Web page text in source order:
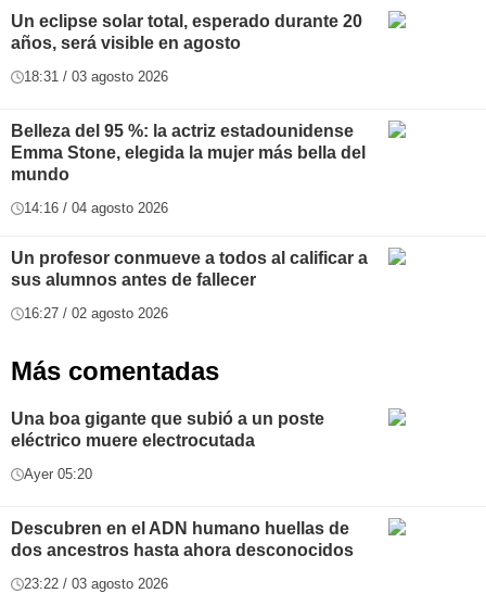
Un eclipse solar total, esperado durante 20
años, será visible en agosto
18:31 / 03 agosto 2026
Belleza del 95 %: la actriz estadounidense
Emma Stone, elegida la mujer más bella del
mundo
14:16 / 04 agosto 2026
Un profesor conmueve a todos al calificar a
sus alumnos antes de fallecer
16:27 / 02 agosto 2026
Más comentadas
Una boa gigante que subió a un poste
eléctrico muere electrocutada
Ayer 05:20
Descubren en el ADN humano huellas de
dos ancestros hasta ahora desconocidos
23:22 / 03 agosto 2026